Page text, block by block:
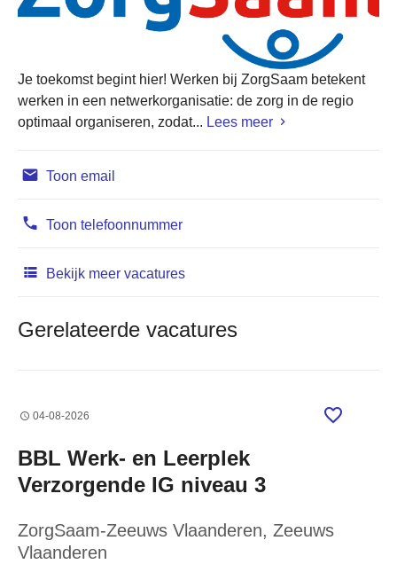
Je toekomst begint hier! Werken bij ZorgSaam betekent
werken in een netwerkorganisatie: de zorg in de regio
optimaal organiseren, zodat... Lees meer
Toon email
Toon telefoonnummer
Bekijk meer vacatures
Gerelateerde vacatures
04-08-2026
BBL Werk- en Leerplek
Verzorgende IG niveau 3
ZorgSaam-Zeeuws Vlaanderen, Zeeuws
Vlaanderen